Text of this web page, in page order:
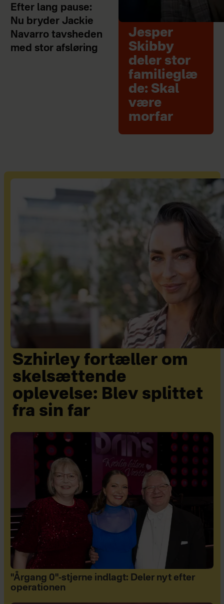
Efter lang pause:
Nu bryder Jackie
Navarro tavsheden
med stor afsløring
Jesper
Skibby
deler stor
familieglæ
de: Skal
være
morfar
Szhirley fortæller om
skelsættende
oplevelse: Blev splittet
fra sin far
"Årgang 0"-stjerne indlagt: Deler nyt efter
operationen